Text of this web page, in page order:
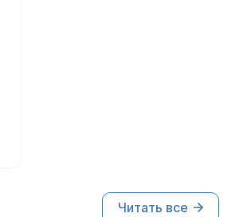
Читать все